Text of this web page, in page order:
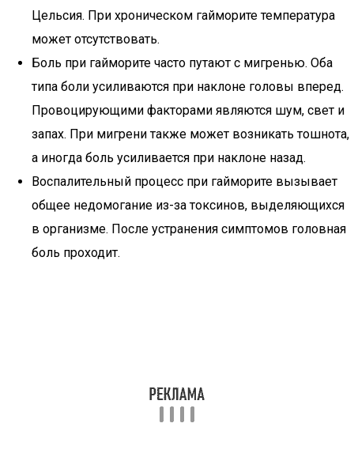
Цельсия. При хроническом гайморите температура
может отсутствовать.
Боль при гайморите часто путают с мигренью. Оба
типа боли усиливаются при наклоне головы вперед.
Провоцирующими факторами являются шум, свет и
запах. При мигрени также может возникать тошнота,
а иногда боль усиливается при наклоне назад.
Воспалительный процесс при гайморите вызывает
общее недомогание из-за токсинов, выделяющихся
в организме. После устранения симптомов головная
боль проходит.